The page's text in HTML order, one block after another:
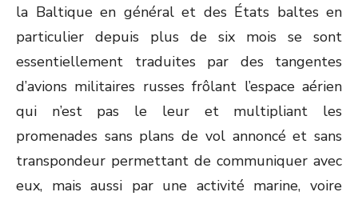
la Baltique en général et des États baltes en
particulier depuis plus de six mois se sont
essentiellement traduites par des tangentes
d’avions militaires russes frôlant l’espace aérien
qui n’est pas le leur et multipliant les
promenades sans plans de vol annoncé et sans
transpondeur permettant de communiquer avec
eux, mais aussi par une activité marine, voire